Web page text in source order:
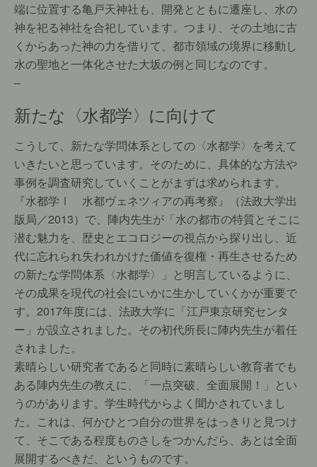
端に位置する亀戸天神社も、開発とともに遷座し、水の
神を祀る神社を合祀しています。つまり、その土地に古
くからあった神の力を借りて、都市領域の境界に移動し
水の聖地と一体化させた大坂の例と同じなのです。
–
新たな〈水都学〉に向けて
こうして、新たな学問体系としての〈水都学〉を考えて
いきたいと思っています。そのために、具体的な方法や
事例を調査研究していくことがまずは求められます。
『水都学Ⅰ 水都ヴェネツィアの再考察』（法政大学出
版局／2013）で、陣内先生が「水の都市の特質とそこに
潜む魅力を、歴史とエコロジーの視点から探り出し、近
代に忘れられ失われかけた価値を復権・再生させるため
の新たな学問体系〈水都学〉」と明言しているように、
その成果を現代の社会にいかに生かしていくかが重要で
す。2017年度には、法政大学に「江戸東京研究センタ
ー」が設立されました。その初代所長に陣内先生が着任
されました。
素晴らしい研究者であると同時に素晴らしい教育者でも
ある陣内先生の教えに、「一点突破、全面展開！」とい
うのがあります。学生時代からよく聞かされていまし
た。これは、何かひとつ自分の世界をはっきりと見つけ
て、そこである程度ものさしをつかんだら、あとは全面
展開するべきだ、というものです。